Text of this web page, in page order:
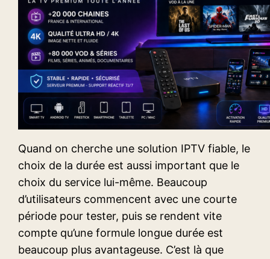
Quand on cherche une solution IPTV fiable, le
choix de la durée est aussi important que le
choix du service lui-même. Beaucoup
d’utilisateurs commencent avec une courte
période pour tester, puis se rendent vite
compte qu’une formule longue durée est
beaucoup plus avantageuse. C’est là que